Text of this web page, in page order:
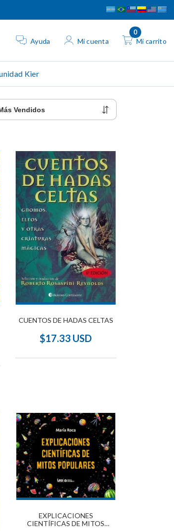
Ayuda Mi cuenta Mi carrito
0
Kier
CUENTOS DE HADAS CELTAS
$17.33 USD
EXPLICACIONES
CIENTÍFICAS DE MITOS